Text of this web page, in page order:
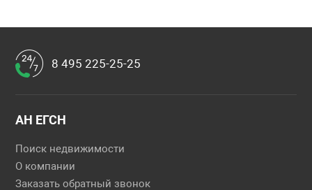
8 495 225-25-25
АН ЕГСН
Поиск недвижимости
О компании
Заказать обратный звонок